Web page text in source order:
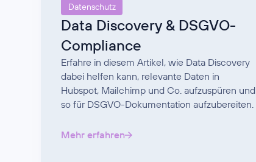
Datenschutz
Data Discovery & DSGVO-
Compliance
Erfahre in diesem Artikel, wie Data Discovery
dabei helfen kann, relevante Daten in
Hubspot, Mailchimp und Co. aufzuspüren und
so für DSGVO-Dokumentation aufzubereiten.
Mehr erfahren